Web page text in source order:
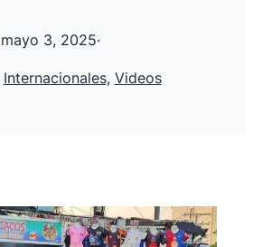
mayo 3, 2025·
Internacionales, Videos